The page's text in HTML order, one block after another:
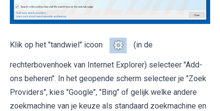
Klik op het "tandwiel" icoon (in de
rechterbovenhoek van Internet Explorer) selecteer "Add-
ons beheren". In het geopende scherm selecteer je "Zoek
Providers", kies "Google", "Bing" of gelijk welke andere
zoekmachine van je keuze als standaard zoekmachine en